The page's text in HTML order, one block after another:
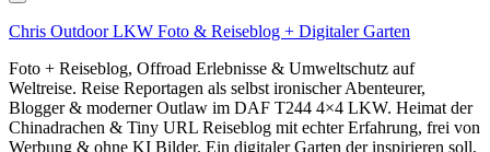
Chris Outdoor LKW Foto & Reiseblog + Digitaler Garten
Foto + Reiseblog, Offroad Erlebnisse & Umweltschutz auf
Weltreise. Reise Reportagen als selbst ironischer Abenteurer,
Blogger & moderner Outlaw im DAF T244 4×4 LKW. Heimat der
Chinadrachen & Tiny URL Reiseblog mit echter Erfahrung, frei von
Werbung & ohne KI Bilder. Ein digitaler Garten der inspirieren soll,